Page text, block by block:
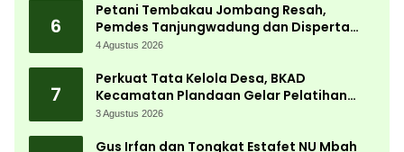
6
Petani Tembakau Jombang Resah,
Pemdes Tanjungwadung dan Disperta
Bergerak Cepat
4 Agustus 2026
7
Perkuat Tata Kelola Desa, BKAD
Kecamatan Plandaan Gelar Pelatihan
Aparatur Pemdes
3 Agustus 2026
Gus Irfan dan Tongkat Estafet NU Mbah